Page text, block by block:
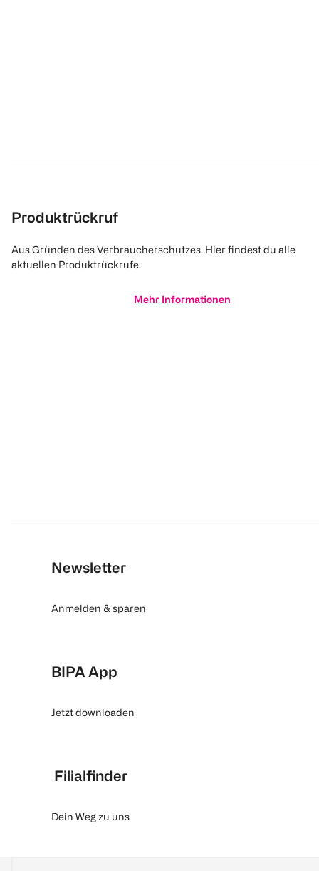
Produktrückruf
Aus Gründen des Verbraucherschutzes. Hier findest du alle
aktuellen Produktrückrufe.
Mehr Informationen
Newsletter
Anmelden & sparen
BIPA App
Jetzt downloaden
Filialfinder
Dein Weg zu uns